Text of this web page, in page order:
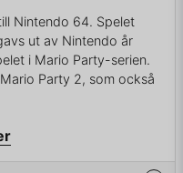
Nintendo 64. Spelet
ut av Nintendo år
i Mario Party-serien.
Party 2, som också
ett spelbräde. Det spelas
färre blir resten av
väljer varsin karaktär och